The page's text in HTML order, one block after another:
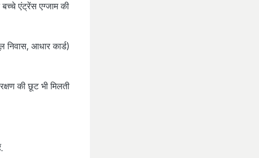
बच्चे एंट्रेंस एग्जाम की
निवास, आधार कार्ड)
की छूट भी मिलती